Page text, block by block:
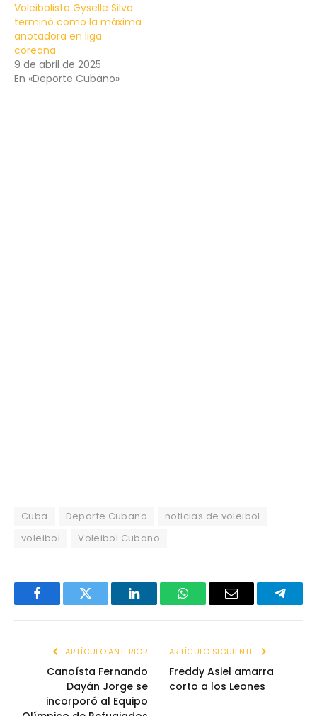
Voleibolista Gyselle Silva
terminó como la máxima
anotadora en liga
coreana
9 de abril de 2025
En «Deporte Cubano»
Cuba Deporte Cubano
noticias de voleibol
voleibol
Voleibol Cubano
FacebookTwitter LinkedInWhatsAppEmail
ARTÍCULO ANTERIOR
Canoísta Fernando
Dayán Jorge se
incorporó al Equipo
ARTÍCULO SIGUIENTE
Freddy Asiel amarra
corto a los Leones